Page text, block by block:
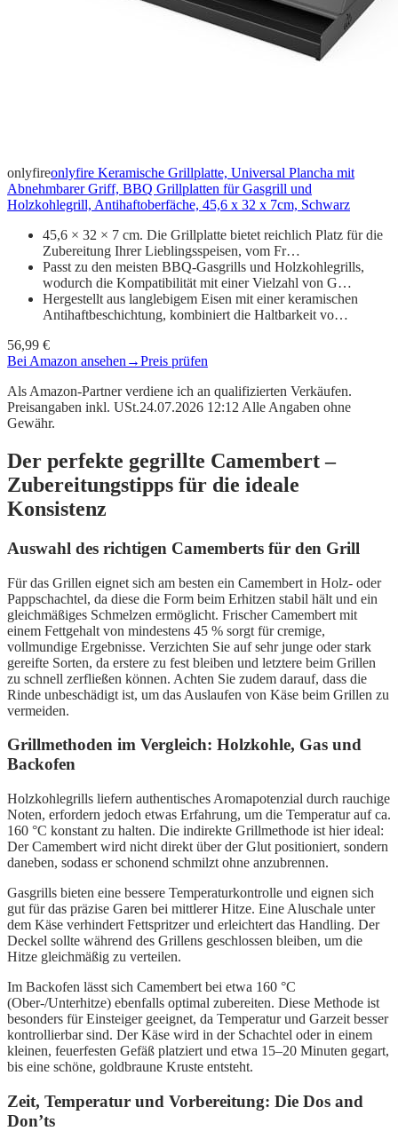
onlyfireonlyfire Keramische Grillplatte, Universal Plancha mit
Abnehmbarer Griff, BBQ Grillplatten für Gasgrill und
Holzkohlegrill, Antihaftoberfäche, 45,6 x 32 x 7cm, Schwarz
45,6 × 32 × 7 cm. Die Grillplatte bietet reichlich Platz für die
Zubereitung Ihrer Lieblingsspeisen, vom Fr…
Passt zu den meisten BBQ-Gasgrills und Holzkohlegrills,
wodurch die Kompatibilität mit einer Vielzahl von G…
Hergestellt aus langlebigem Eisen mit einer keramischen
Antihaftbeschichtung, kombiniert die Haltbarkeit vo…
56,99 €
Bei Amazon ansehen →Preis prüfen
Als Amazon-Partner verdiene ich an qualifizierten Verkäufen.
Preisangaben inkl. USt.24.07.2026 12:12 Alle Angaben ohne
Gewähr.
Der perfekte gegrillte Camembert –
Zubereitungstipps für die ideale
Konsistenz
Auswahl des richtigen Camemberts für den Grill
Für das Grillen eignet sich am besten ein Camembert in Holz- oder
Pappschachtel, da diese die Form beim Erhitzen stabil hält und ein
gleichmäßiges Schmelzen ermöglicht. Frischer Camembert mit
einem Fettgehalt von mindestens 45 % sorgt für cremige,
vollmundige Ergebnisse. Verzichten Sie auf sehr junge oder stark
gereifte Sorten, da erstere zu fest bleiben und letztere beim Grillen
zu schnell zerfließen können. Achten Sie zudem darauf, dass die
Rinde unbeschädigt ist, um das Auslaufen von Käse beim Grillen zu
vermeiden.
Grillmethoden im Vergleich: Holzkohle, Gas und
Backofen
Holzkohlegrills liefern authentisches Aromapotenzial durch rauchige
Noten, erfordern jedoch etwas Erfahrung, um die Temperatur auf ca.
160 °C konstant zu halten. Die indirekte Grillmethode ist hier ideal:
Der Camembert wird nicht direkt über der Glut positioniert, sondern
daneben, sodass er schonend schmilzt ohne anzubrennen.
Gasgrills bieten eine bessere Temperaturkontrolle und eignen sich
gut für das präzise Garen bei mittlerer Hitze. Eine Aluschale unter
dem Käse verhindert Fettspritzer und erleichtert das Handling. Der
Deckel sollte während des Grillens geschlossen bleiben, um die
Hitze gleichmäßig zu verteilen.
Im Backofen lässt sich Camembert bei etwa 160 °C
(Ober-/Unterhitze) ebenfalls optimal zubereiten. Diese Methode ist
besonders für Einsteiger geeignet, da Temperatur und Garzeit besser
kontrollierbar sind. Der Käse wird in der Schachtel oder in einem
kleinen, feuerfesten Gefäß platziert und etwa 15–20 Minuten gegart,
bis eine schöne, goldbraune Kruste entsteht.
Zeit, Temperatur und Vorbereitung: Die Dos and
Don’ts